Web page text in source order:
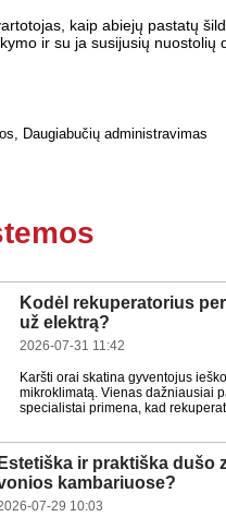
kaip abiejų pastatų
ir su ja susijusių nuostolių
, Daugiabučių administravimas
Kodėl rekuperatorius
už elektrą?
2026-07-31 11:42
Karšti orai skatina gyventojus
mikroklimatą. Vienas dažniausiai
specialistai primena, kad
Estetiška ir praktiška dušo
kambariuose?
07-29 10:03